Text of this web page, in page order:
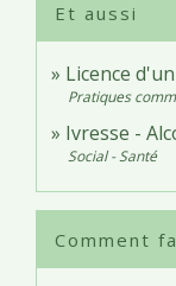
Et aussi
Licence
Pratiques
Ivresse -
Social - Santé
Comment